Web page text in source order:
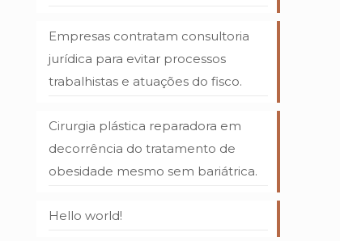
Empresas contratam consultoria
jurídica para evitar processos
trabalhistas e atuações do fisco.
Cirurgia plástica reparadora em
decorrência do tratamento de
obesidade mesmo sem bariátrica.
Hello world!